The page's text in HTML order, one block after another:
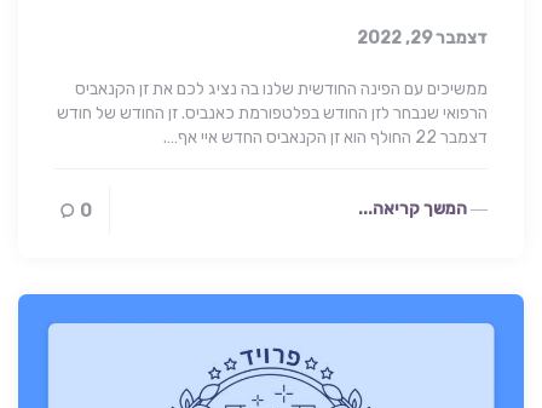
דצמבר 29, 2022
ממשיכים עם הפינה החודשית שלנו בה נציג לכם את זן הקנאביס
הרפואי שנבחר לזן החודש בפלטפורמת כאנביס. זן החודש של חודש
דצמבר 22 החולף הוא זן הקנאביס החדש איי אף….
המשך קריאה... 0